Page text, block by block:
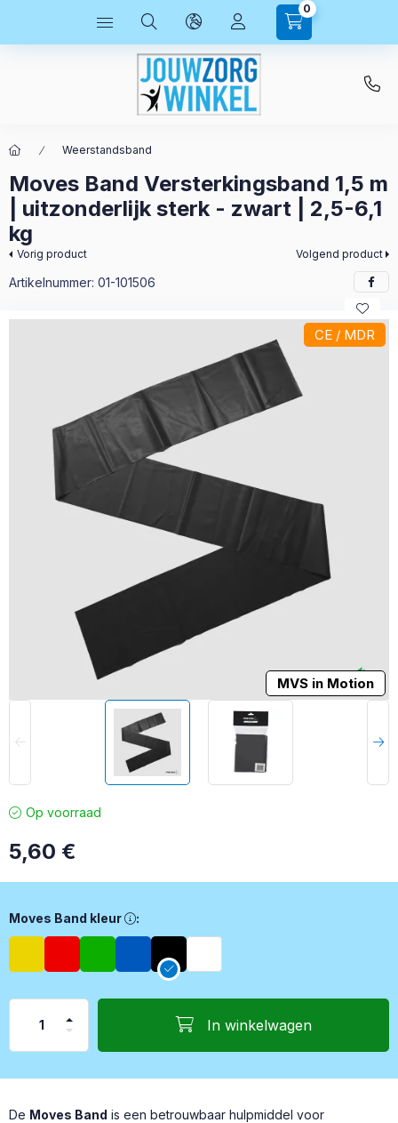
0
Weerstandsband
Moves Band Versterkingsband 1,5 m
| uitzonderlijk sterk - zwart | 2,5-6,1
kg
Vorig product Volgend product
Artikelnummer: 01-101506
CE / MDR
MVS in Motion
Op voorraad
5,60 €
Moves Band kleur, Geel – Licht Rood – Medium Groen –
Moves Band kleur :
In winkelwagen
De Moves Band is een betrouwbaar hulpmiddel voor